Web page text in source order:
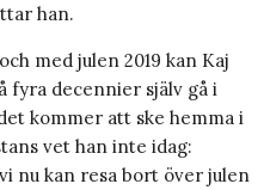
han.
med julen 2019 kan Kaj
fyra decennier själv gå i
kommer att ske hemma i
vet han inte idag:
nu kan resa bort över julen